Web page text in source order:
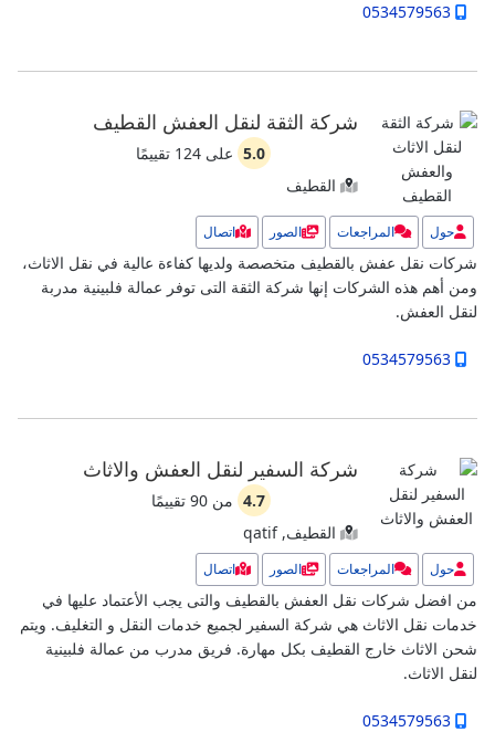
0534579563
شركة الثقة لنقل العفش القطيف
5.0 على 124 تقييمًا
القطيف
حول المراجعات الصور اتصال
شركات نقل عفش بالقطيف متخصصة ولديها كفاءة عالية في نقل الاثاث،
ومن أهم هذه الشركات إنها شركة الثقة التى توفر عمالة فلبينية مدربة
لنقل العفش.
0534579563
شركة السفير لنقل العفش والاثاث
4.7 من 90 تقييمًا
القطيف, qatif
حول المراجعات الصور اتصال
من افضل شركات نقل العفش بالقطيف والتى يجب الأعتماد عليها في
خدمات نقل الاثاث هي شركة السفير لجميع خدمات النقل و التغليف. ويتم
شحن الاثاث خارج القطيف بكل مهارة. فريق مدرب من عمالة فلبينية
لنقل الاثاث.
0534579563